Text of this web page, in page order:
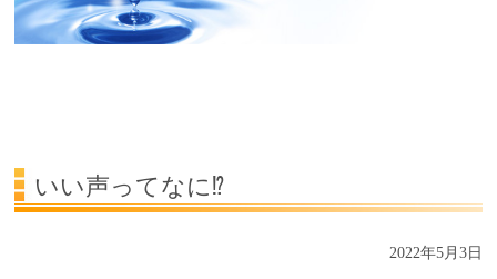
歌うことの効果
いい声ってなに⁉️
2022年5月3日